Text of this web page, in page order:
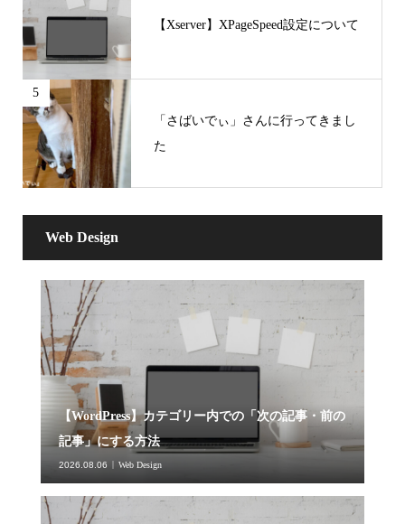
【Xserver】XPageSpeed設定について
5
「さばいでぃ」さんに行ってきまし
た
Web Design
【WordPress】カテゴリー内での「次の記事・前の
記事」にする方法
2026.08.06 Web Design